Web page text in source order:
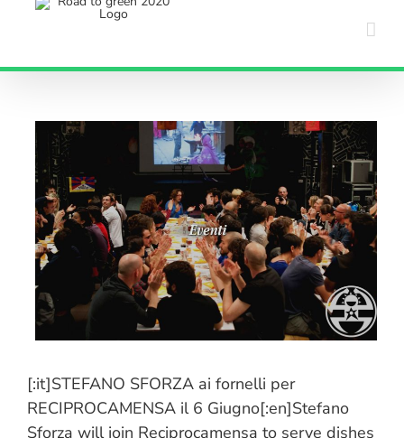
[:it]STEFANO SFORZA ai fornelli per
RECIPROCAMENSA il 6 Giugno[:en]Stefano
Sforza will join Reciprocamensa to serve dishes